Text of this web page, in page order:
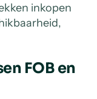
inkopen
FOB en